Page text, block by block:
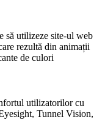
să utilizeze site-ul web
rezultă din animații
de culori
utilizatorilor cu
Tunnel Vision,